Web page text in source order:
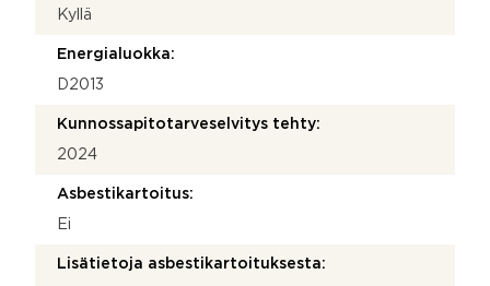
Kyllä
Energialuokka:
D2013
Kunnossapitotarveselvitys tehty:
2024
Asbestikartoitus:
Ei
Lisätietoja asbestikartoituksesta: